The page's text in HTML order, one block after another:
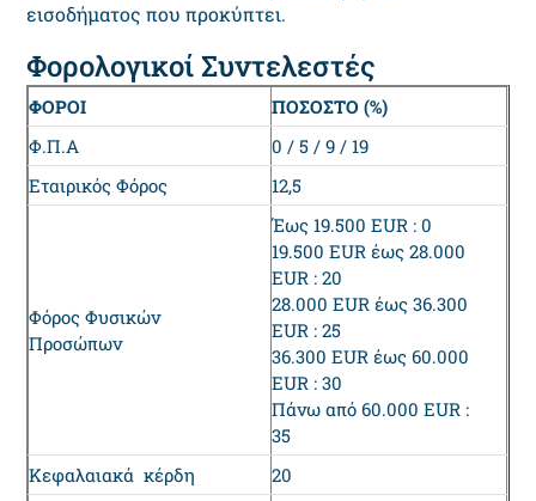
εισοδήματος που προκύπτει.
Φορολογικοί Συντελεστές
ΦΟΡΟΙ
ΠΟΣΟΣΤΟ (%)
Φ.Π.Α
0 / 5 / 9 / 19
Εταιρικός Φόρος
12,5
Φόρος Φυσικών
Προσώπων
Έως 19.500 EUR : 0
19.500 EUR έως 28.000
EUR : 20
28.000 EUR έως 36.300
EUR : 25
36.300 EUR έως 60.000
EUR : 30
Πάνω από 60.000 EUR :
35
Κεφαλαιακά κέρδη
20